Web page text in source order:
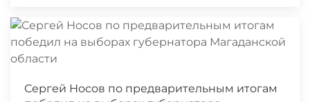
Сергей Носов по предварительным итогам